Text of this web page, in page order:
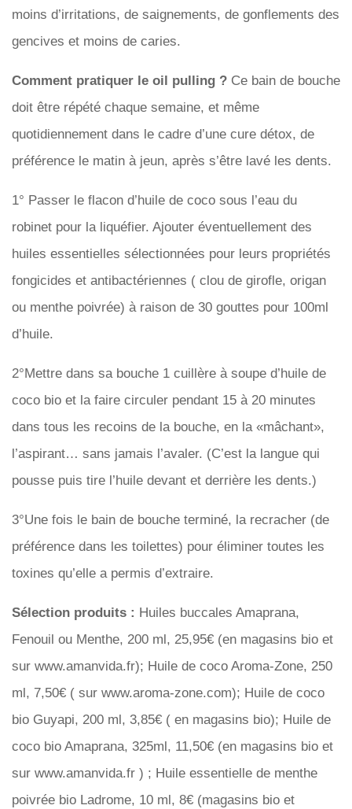
moins d’irritations, de saignements, de gonflements des
gencives et moins de caries.
Comment pratiquer le oil pulling ? Ce bain de bouche
doit être répété chaque semaine, et même
quotidiennement dans le cadre d’une cure détox, de
préférence le matin à jeun, après s’être lavé les dents.
1° Passer le flacon d’huile de coco sous l’eau du
robinet pour la liquéfier. Ajouter éventuellement des
huiles essentielles sélectionnées pour leurs propriétés
fongicides et antibactériennes ( clou de girofle, origan
ou menthe poivrée) à raison de 30 gouttes pour 100ml
d’huile.
2°Mettre dans sa bouche 1 cuillère à soupe d’huile de
coco bio et la faire circuler pendant 15 à 20 minutes
dans tous les recoins de la bouche, en la «mâchant»,
l’aspirant… sans jamais l’avaler. (C’est la langue qui
pousse puis tire l’huile devant et derrière les dents.)
3°Une fois le bain de bouche terminé, la recracher (de
préférence dans les toilettes) pour éliminer toutes les
toxines qu’elle a permis d’extraire.
Sélection produits : Huiles buccales Amaprana,
Fenouil ou Menthe, 200 ml, 25,95€ (en magasins bio et
sur www.amanvida.fr); Huile de coco Aroma-Zone, 250
ml, 7,50€ ( sur www.aroma-zone.com); Huile de coco
bio Guyapi, 200 ml, 3,85€ ( en magasins bio); Huile de
coco bio Amaprana, 325ml, 11,50€ (en magasins bio et
sur www.amanvida.fr ) ; Huile essentielle de menthe
poivrée bio Ladrome, 10 ml, 8€ (magasins bio et